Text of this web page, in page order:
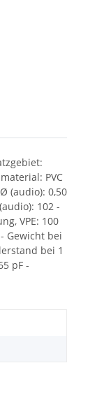
PVC
(audio): 0,50
102 -
VPE: 100
Gewicht bei
bei 1
pF -